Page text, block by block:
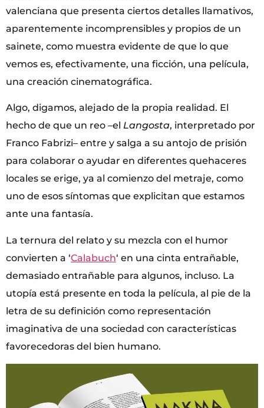
valenciana que presenta ciertos detalles llamativos,
aparentemente incomprensibles y propios de un
sainete, como muestra evidente de que lo que
vemos es, efectivamente, una ficción, una película,
una creación cinematográfica.
Algo, digamos, alejado de la propia realidad. El
hecho de que un reo –el Langosta, interpretado por
Franco Fabrizi– entre y salga a su antojo de prisión
para colaborar o ayudar en diferentes quehaceres
locales se erige, ya al comienzo del metraje, como
uno de esos síntomas que explicitan que estamos
ante una fantasía.
La ternura del relato y su mezcla con el humor
convierten a ‘Calabuch‘ en una cinta entrañable,
demasiado entrañable para algunos, incluso. La
utopía está presente en toda la película, al pie de la
letra de su definición como representación
imaginativa de una sociedad con características
favorecedoras del bien humano.